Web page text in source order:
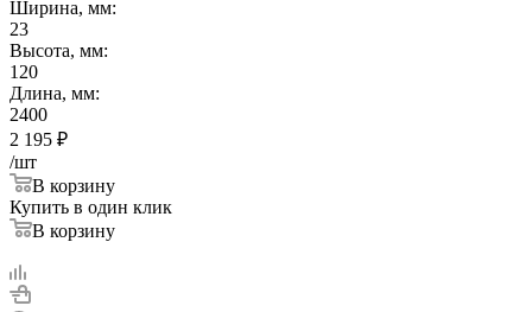
Ширина, мм:
23
Высота, мм:
120
Длина, мм:
2400
2 195 ₽
/шт
В корзину
Купить в один клик
В корзину